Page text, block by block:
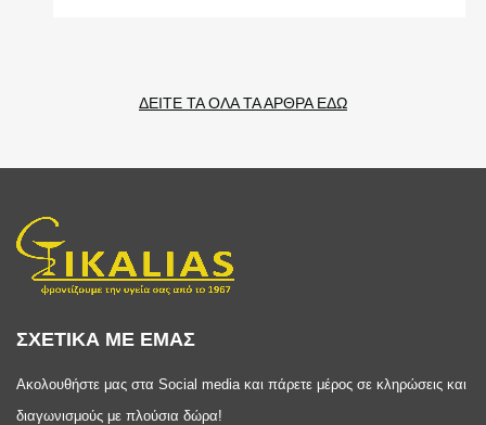
ΔΕΙΤΕ ΤΑ ΟΛΑ ΤΑ ΑΡΘΡΑ ΕΔΩ
ΣΧΕΤΙΚΑ ΜΕ ΕΜΑΣ
Ακολουθήστε μας στα Social media και πάρετε μέρος σε κληρώσεις και
διαγωνισμούς με πλούσια δώρα!